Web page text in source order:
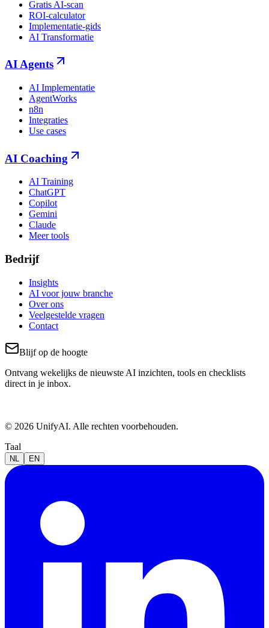
Gratis AI-scan
ROI-calculator
Implementatie-gids
AI Transformatie
AI Agents
AI Implementatie
AgentWorks
n8n
Integraties
Use cases
AI Coaching
AI Training
ChatGPT
Copilot
Gemini
Claude
Meer tools
Bedrijf
Insights
AI voor jouw branche
Over ons
Veelgestelde vragen
Contact
Blijf op de hoogte
Ontvang wekelijks de nieuwste AI inzichten, tools en checklists
direct in je inbox.
© 2026 UnifyAI. Alle rechten voorbehouden.
Taal
NL EN